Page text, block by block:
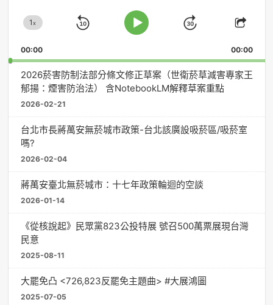
Change
Rate
1x
Skip
Play
Jump
Forward
Share
00:00 00:00
2026菸害防制法部分條文修正草案（世衛菸草減害專家王
郁揚：煙害防治法） 含NotebookLM解釋草案重點
2026-02-21
台北市長蔣萬安無菸城市政策-台北該廣設吸菸區/吸菸室
嗎?
2026-02-04
蔣萬安臺北無菸城市：十七年政策輪迴的空談
2026-01-14
《從核說起》民眾黨823公投特展 號召500萬票展現台灣
民意
2025-08-11
大罷免凸 <726,823反罷免主題曲> #大展鴻圖
2025-07-05